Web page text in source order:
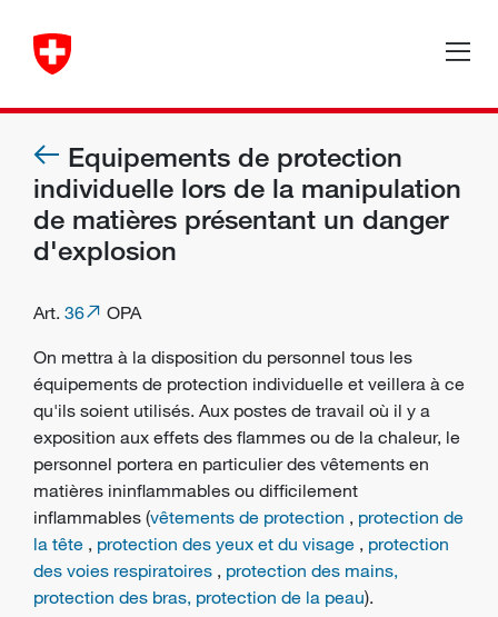
Equipements de protection
individuelle lors de la manipulation
de matières présentant un danger
d'explosion
Art. 36
OPA
On mettra à la disposition du personnel tous les
équipements de protection individuelle et veillera à ce
qu'ils soient utilisés. Aux postes de travail où il y a
exposition aux effets des flammes ou de la chaleur, le
personnel portera en particulier des vêtements en
matières ininflammables ou difficilement
inflammables (vêtements de protection , protection de
la tête , protection des yeux et du visage , protection
des voies respiratoires , protection des mains,
protection des bras, protection de la peau).